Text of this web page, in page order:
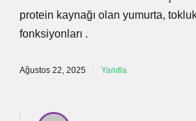
protein kaynağı olan yumurta,
fonksiyonları .
Ağustos 22, 2025 Yanıtla